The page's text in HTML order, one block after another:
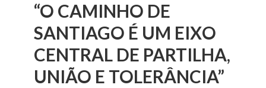
“O CAMINHO DE
SANTIAGO É UM EIXO
CENTRAL DE PARTILHA,
UNIÃO E TOLERÂNCIA”